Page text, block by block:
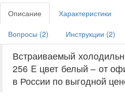
Описание Характеристики
Вопросы (2) Инструкции (2)
Встраиваемый
256 E цвет белый – от
в России по выгодной